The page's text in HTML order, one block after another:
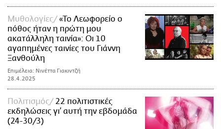
Μυθολογίες
«Το Λεωφορείο ο
πόθος ήταν η πρώτη μου
ακατάλληλη ταινία»: Oι 10
αγαπημένες ταινίες του Γιάννη
Ξανθούλη
Επιμέλεια: Νινέττα Γιακιντζή
28.4.2025
Πολιτισμός
22 πολιτιστικές
εκδηλώσεις γι’ αυτή την εβδομάδα
(24-30/3)